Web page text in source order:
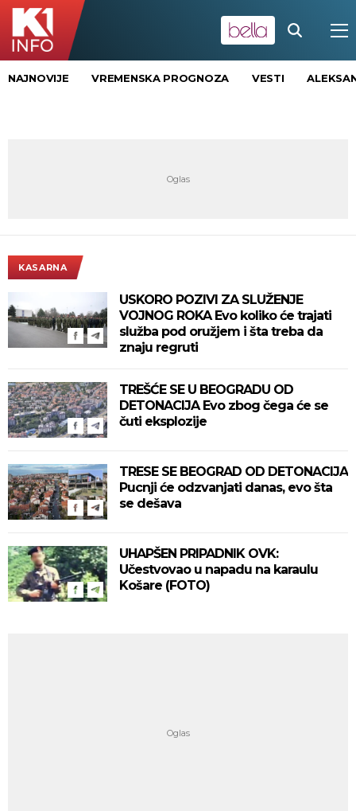
NAJNOVIJE VREMENSKA PROGNOZA VESTI
KASARNA
USKORO POZIVI ZA SLUŽENJE
VOJNOG ROKA Evo koliko će trajati
služba pod oružjem i šta treba da
znaju regruti
TREŠĆE SE U BEOGRADU OD
DETONACIJA Evo zbog čega će se
čuti eksplozije
TRESE SE BEOGRAD OD DETONACIJA
Pucnji će odzvanjati danas, evo šta
se dešava
UHAPŠEN PRIPADNIK OVK:
Učestvovao u napadu na karaulu
Košare (FOTO)